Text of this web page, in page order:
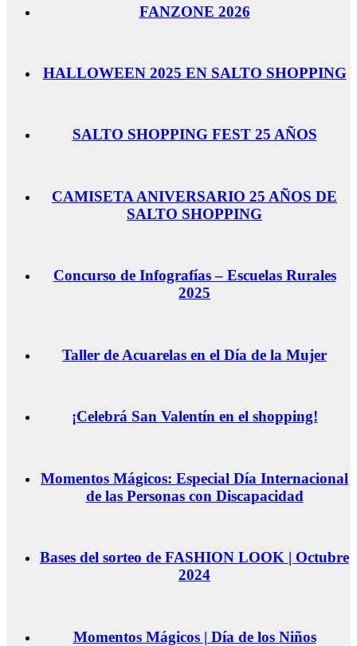
FANZONE 2026
HALLOWEEN 2025 EN SALTO SHOPPING
SALTO SHOPPING FEST 25 AÑOS
CAMISETA ANIVERSARIO 25 AÑOS DE
SALTO SHOPPING
Concurso de Infografías – Escuelas Rurales
2025
Taller de Acuarelas en el Día de la Mujer
¡Celebrá San Valentín en el shopping!
Momentos Mágicos: Especial Día Internacional
de las Personas con Discapacidad
Bases del sorteo de FASHION LOOK | Octubre
2024
Momentos Mágicos | Día de los Niños